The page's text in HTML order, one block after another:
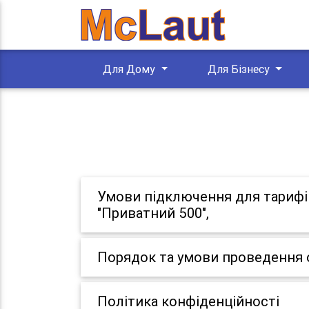
Для Дому Для Бізнесу
Умови підключення для
"Приватний 500",
Порядок та умови
Політика конфіденційності